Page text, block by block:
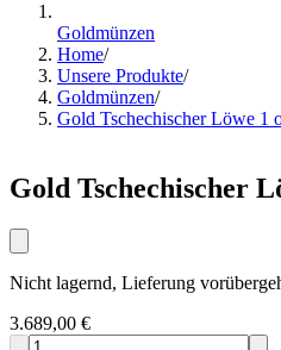
Goldmünzen
Home/
Unsere Produkte/
Goldmünzen/
Gold Tschechischer Löwe 1
Gold Tschechischer
Nicht lagernd, Lieferung
3.689,00 €